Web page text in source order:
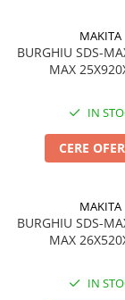
MAKITA
BURGHIU SDS-
MAX
IN
CERE
MAKITA
BURGHIU SDS-
MAX
IN